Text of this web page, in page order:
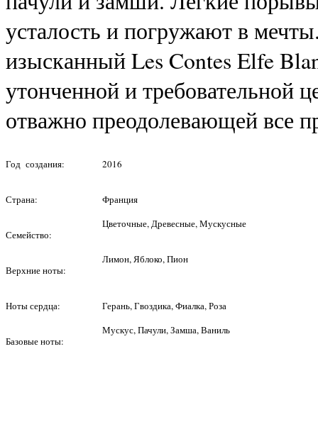
усталость и погружают в
изысканный Les Contes Elfe
утонченной и требовательной
отважно преодолевающей все
Год создания: 2016
Страна: Франция
Семейство:
Цветочные, Древесные, Мускусные
Верхние ноты:
Лимон, Яблоко, Пион
Ноты сердца: Герань, Гвоздика, Фиалка, Роза
Базовые ноты:
Мускус, Пачули, Замша, Ваниль